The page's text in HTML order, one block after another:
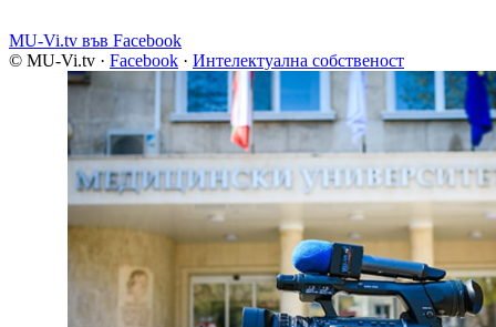
MU-Vi.tv във Facebook
© MU-Vi.tv · Facebook · Интелектуална собственост